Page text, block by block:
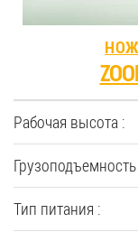
Рабочая высота :
Тип питания :